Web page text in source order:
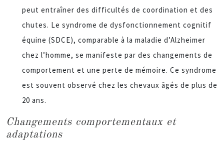
peut entraîner des difficultés de coordination et des
chutes. Le syndrome de dysfonctionnement cognitif
équine (SDCE), comparable à la maladie d’Alzheimer
chez l’homme, se manifeste par des changements de
comportement et une perte de mémoire. Ce syndrome
est souvent observé chez les chevaux âgés de plus de
20 ans.
Changements comportementaux et
adaptations